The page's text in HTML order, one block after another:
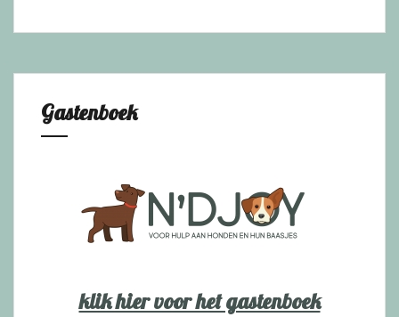
Gastenboek
klik hier voor het gastenboek